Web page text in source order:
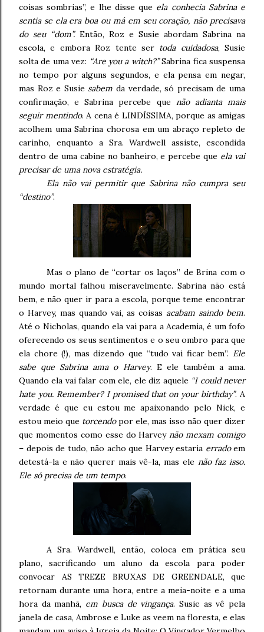
coisas sombrias”, e lhe disse que ela conhecia Sabrina e
sentia se ela era boa ou má em seu coração, não precisava
do seu “dom”.Então, Roz e Susie abordam Sabrina na
escola, e embora Roz tente ser toda cuidadosa, Susie
solta de uma vez: “Are you a witch?”Sabrina fica suspensa
no tempo por alguns segundos, e ela pensa em negar,
mas Roz e Susie sabemda verdade, só precisam de uma
confirmação, e Sabrina percebe que não adianta mais
seguir mentindo. A cena é LINDÍSSIMA, porque as amigas
acolhem uma Sabrina chorosa em um abraço repleto de
carinho, enquanto a Sra. Wardwell assiste, escondida
dentro de uma cabine no banheiro, e percebe que ela vai
precisar de uma nova estratégia.
Ela não vai permitir que Sabrina não cumpra seu
“destino”.
Mas o plano de “cortar os laços” de Brina com o
mundo mortal falhou miseravelmente. Sabrina não está
bem, e não quer ir para a escola, porque teme encontrar
o Harvey, mas quando vai, as coisas acabam saindo bem.
Até o Nicholas, quando ela vai para a Academia, é um fofo
oferecendo os seus sentimentos e o seu ombro para que
ela chore (!), mas dizendo que “tudo vai ficar bem”. Ele
sabe que Sabrina ama o Harvey. E ele também a ama.
Quando ela vai falar com ele, ele diz aquele “I could never
hate you. Remember? I promised that on your birthday”. A
verdade é que eu estou me apaixonando pelo Nick, e
estou meio que torcendopor ele, mas isso não quer dizer
que momentos como esse do Harveynão mexam comigo
– depois de tudo, não acho que Harvey estaria erradoem
detestá-la e não querer mais vê-la, mas ele não faz isso.
Ele só precisa de um tempo.
A Sra. Wardwell, então, coloca em prática seu
plano, sacrificando um aluno da escola para poder
convocar AS TREZE BRUXAS DE GREENDALE, que
retornam durante uma hora, entre a meia-noite e a uma
hora da manhã, em busca de vingança. Susie as vê pela
janela de casa, Ambrose e Luke as veem na floresta, e elas